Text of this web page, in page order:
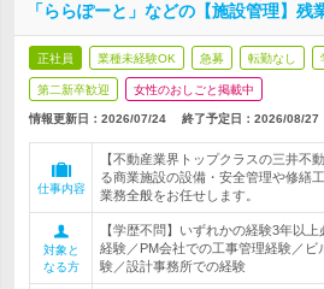
「ららぽーと」などの【施設管理】
正社員 業種未経験OK 急募 転勤なし
第二新卒歓迎 女性のおしごと掲載中
情報更新日：2026/07/24 終了予定日： 2026/08/27
仕事内容
【不動産業界トップクラスの三井不
る商業施設の設備・安全管理や修繕
業務全般をお任せします。
対象と
なる方
【学歴不問】いずれかの経験3年以
経験／PM会社での工事管理経験／ビ
験／設計事務所での経験